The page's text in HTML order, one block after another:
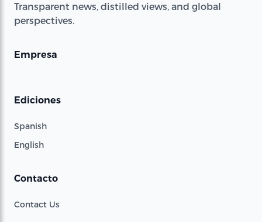
Transparent news, distilled views, and global
perspectives.
Empresa
Ediciones
Spanish
English
Contacto
Contact Us